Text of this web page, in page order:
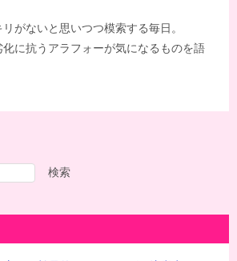
リがないと思いつつ模索する毎日。
化に抗うアラフォーが気になるものを語
検索